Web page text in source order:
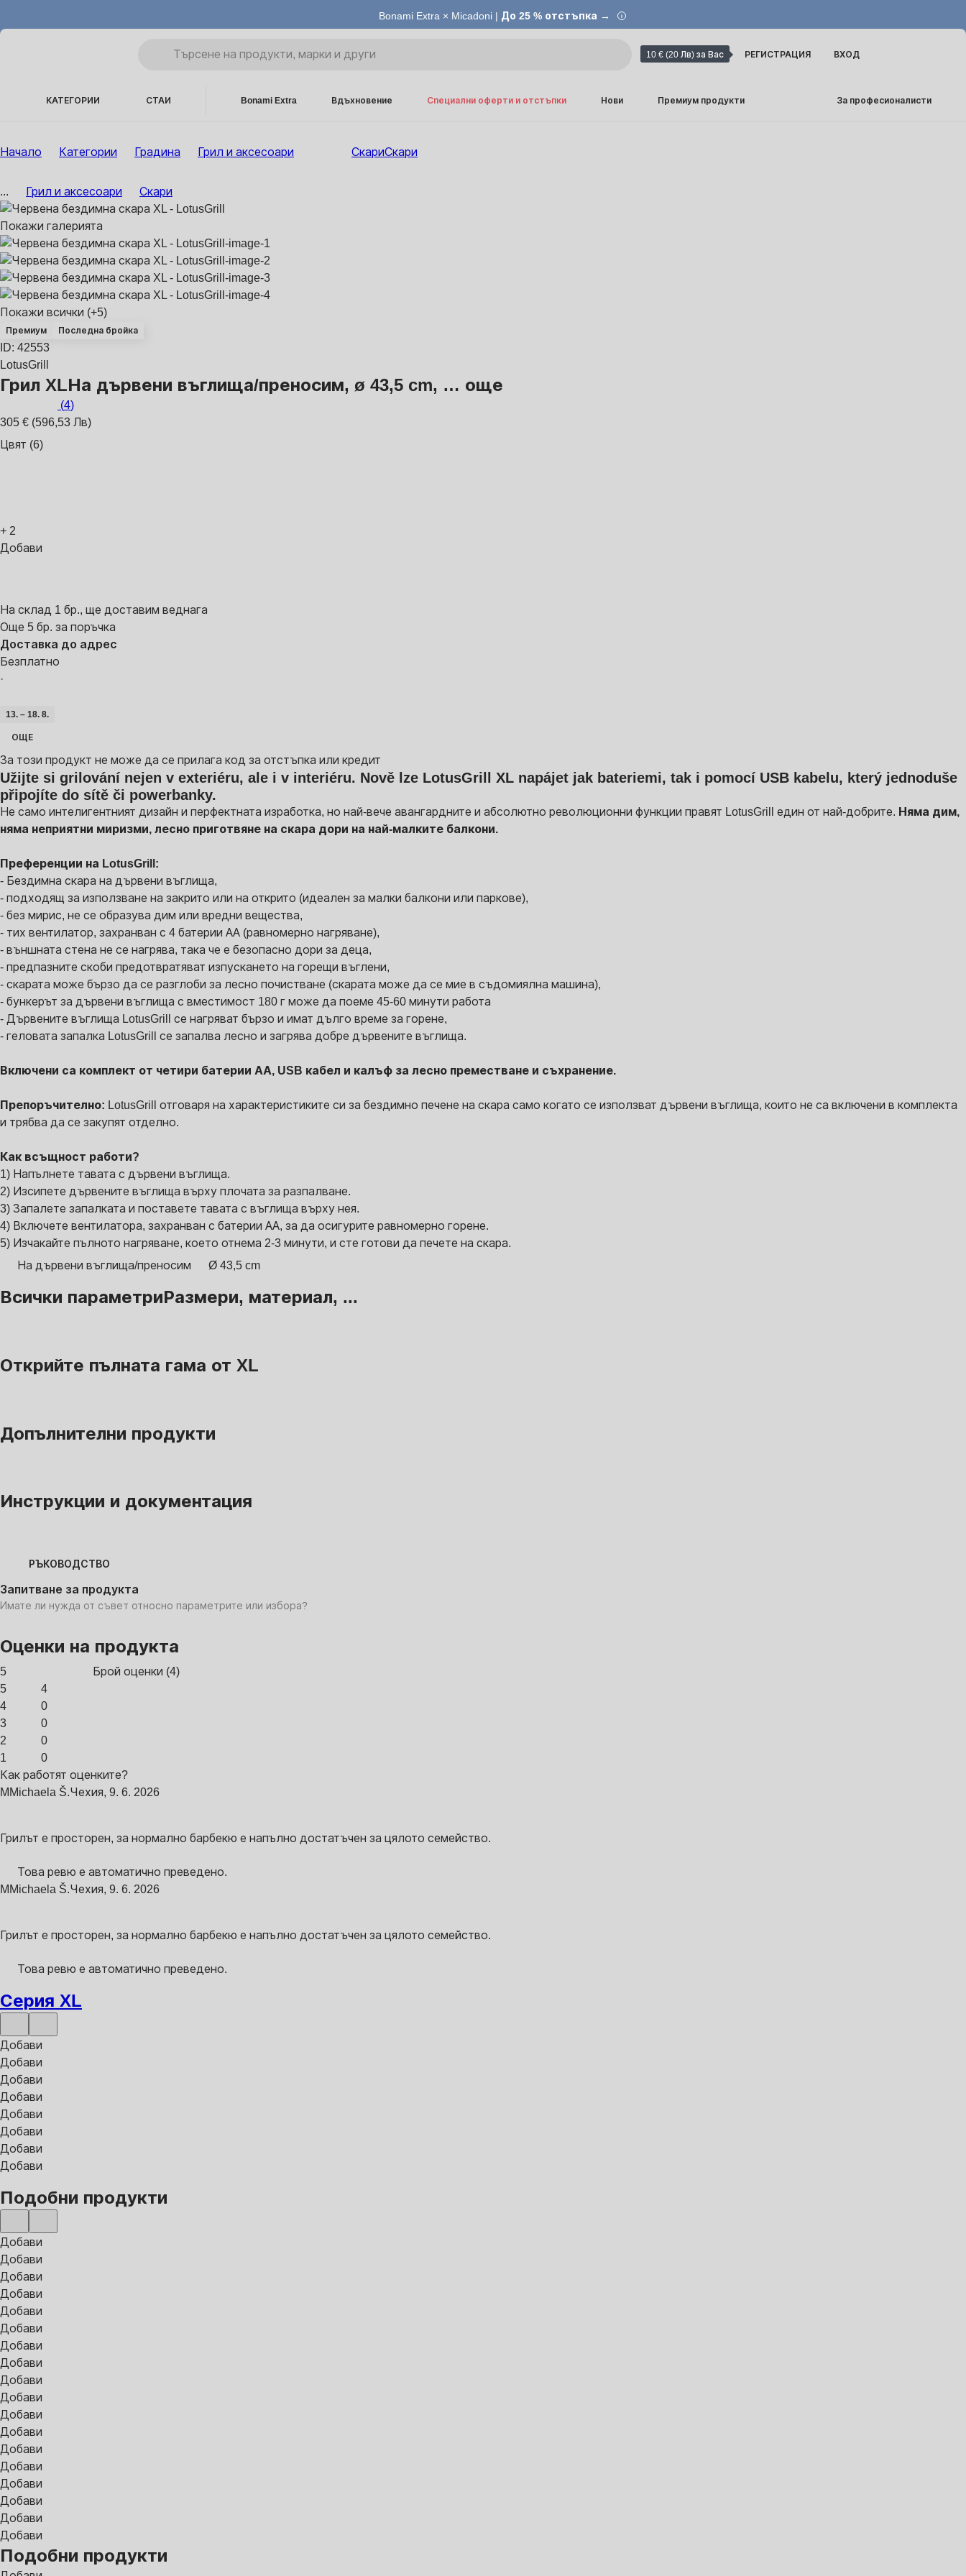
Bonami Extra × Micadoni | До 25 % отстъпка →
10 € (20 Лв) за Вас РЕГИСТРАЦИЯ ВХОД
КАТЕГОРИИ СТАИ Bonami Extra Вдъхновение Специални оферти и отстъпки Нови Премиум продукти За професионалисти
Начало Категории Градина Грил и аксесоари СкариСкари
... Грил и аксесоари Скари
Покажи галерията
Покажи всички (+5)
Премиум Последна бройка
ID: 42553
LotusGrill
Грил XLНа дървени въглища/преносим, ø 43,5 cm, … още
(4)
305 € (596,53 Лв)
Цвят (6)
+ 2
Добави
На склад 1 бр., ще доставим веднага
Още 5 бр. за поръчка
Доставка до адрес
Безплатно
·
13. – 18. 8.
ОЩЕ
За този продукт не може да се прилага код за отстъпка или кредит
Užijte si grilování nejen v exteriéru, ale i v interiéru. Nově lze LotusGrill XL napájet jak bateriemi, tak i pomocí USB kabelu, který jednoduše
připojíte do sítě či powerbanky.
Не само интелигентният дизайн и перфектната изработка, но най-вече авангардните и абсолютно революционни функции правят LotusGrill един от най-добрите. Няма дим,
няма неприятни миризми, лесно приготвяне на скара дори на най-малките балкони.
Преференции на LotusGrill:
- Бездимна скара на дървени въглища,
- подходящ за използване на закрито или на открито (идеален за малки балкони или паркове),
- без мирис, не се образува дим или вредни вещества,
- тих вентилатор, захранван с 4 батерии АА (равномерно нагряване),
- външната стена не се нагрява, така че е безопасно дори за деца,
- предпазните скоби предотвратяват изпускането на горещи въглени,
- скарата може бързо да се разглоби за лесно почистване (скарата може да се мие в съдомиялна машина),
- бункерът за дървени въглища с вместимост 180 г може да поеме 45-60 минути работа
- Дървените въглища LotusGrill се нагряват бързо и имат дълго време за горене,
- геловата запалка LotusGrill се запалва лесно и загрява добре дървените въглища.
Включени са комплект от четири батерии АА, USB кабел и калъф за лесно преместване и съхранение.
Препоръчително: LotusGrill отговаря на характеристиките си за бездимно печене на скара само когато се използват дървени въглища, които не са включени в комплекта
и трябва да се закупят отделно.
Как всъщност работи?
1) Напълнете тавата с дървени въглища.
2) Изсипете дървените въглища върху плочата за разпалване.
3) Запалете запалката и поставете тавата с въглища върху нея.
4) Включете вентилатора, захранван с батерии АА, за да осигурите равномерно горене.
5) Изчакайте пълното нагряване, което отнема 2-3 минути, и сте готови да печете на скара.
На дървени въглища/преносим
Ø 43,5 cm
Всички параметриРазмери, материал, ...
Открийте пълната гама от XL
Допълнителни продукти
Инструкции и документация
РЪКОВОДСТВО
Запитване за продукта
Имате ли нужда от съвет относно параметрите или избора?
Оценки на продукта
5 Брой оценки (4)
5
4
4
0
3
0
2
0
1
0
Как работят оценките?
M Michaela Š.Чехия, 9. 6. 2026
Грилът е просторен, за нормално барбекю е напълно достатъчен за цялото семейство.
Това ревю е автоматично преведено.
M Michaela Š.Чехия, 9. 6. 2026
Грилът е просторен, за нормално барбекю е напълно достатъчен за цялото семейство.
Това ревю е автоматично преведено.
Серия XL
Добави
Добави
Добави
Добави
Добави
Добави
Добави
Добави
Подобни продукти
Добави
Добави
Добави
Добави
Добави
Добави
Добави
Добави
Добави
Добави
Добави
Добави
Добави
Добави
Добави
Добави
Добави
Добави
Подобни продукти